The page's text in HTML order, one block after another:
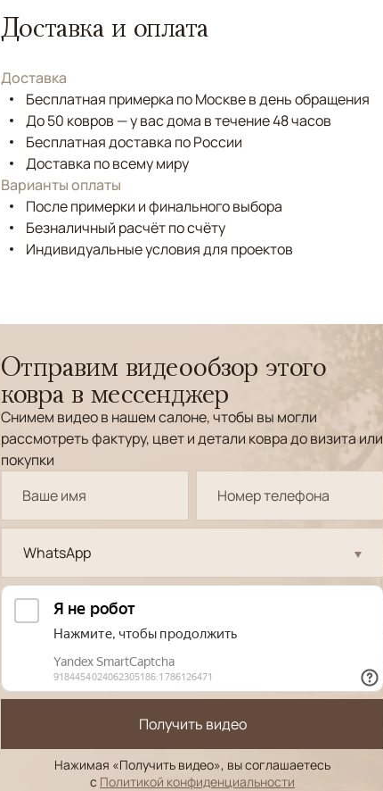
Доставка и оплата
Доставка
Бесплатная примерка по Москве в день обращения
До 50 ковров — у вас дома в течение 48 часов
Бесплатная доставка по России
Доставка по всему миру
Варианты оплаты
После примерки и финального выбора
Безналичный расчёт по счёту
Индивидуальные условия для проектов
Отправим видеообзор этого
ковра в мессенджер
Снимем видео в нашем салоне, чтобы вы могли
рассмотреть фактуру, цвет и детали ковра до визита или
покупки
WhatsApp
Получить видео
Нажимая «Получить видео», вы соглашаетесь
с Политикой конфиденциальности